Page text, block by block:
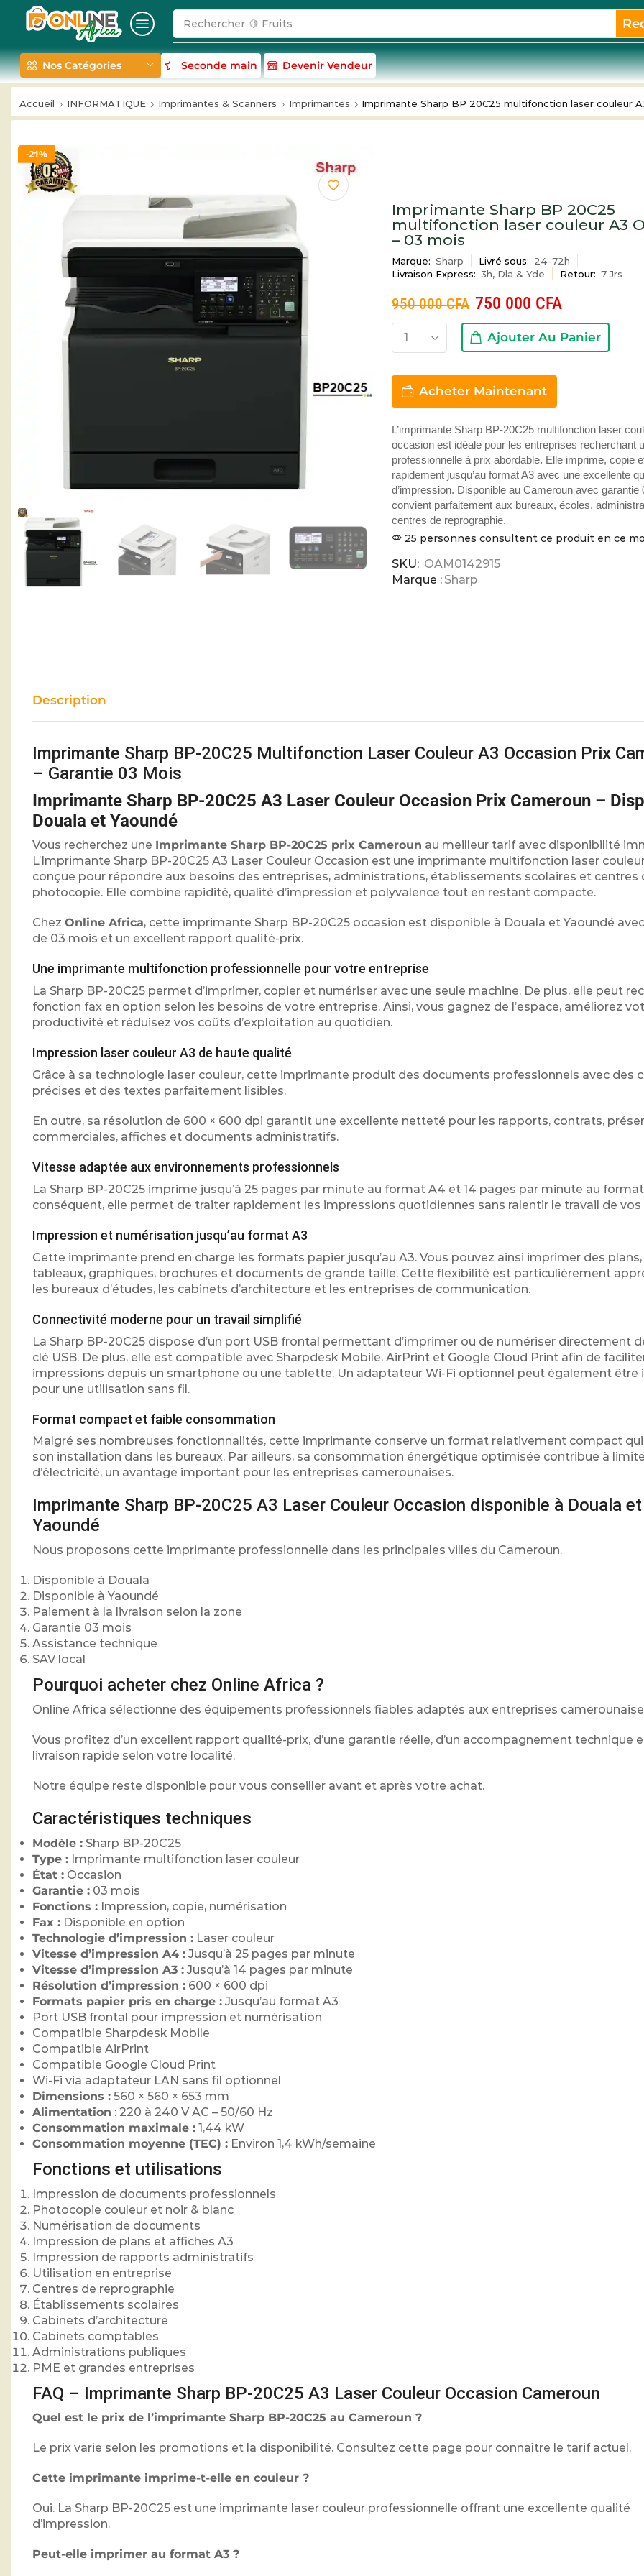
Rechercher 🥛 Milk
Nos Catégories Seconde main Devenir Vendeur
Accueil INFORMATIQUE Imprimantes & Scanners Imprimantes Imprimante Sharp BP 20C25 multifonction laser couleur
21%
Imprimante Sharp BP 20C25
multifonction laser couleur A3
– 03 mois
Marque: Sharp Livré sous: 24-72h
Livraison Express: 3h, Dla & Yde Retour: 7 Jrs
950 000CFA 750 000 CFA
Ajouter Au Panier
Acheter Maintenant
L’imprimante Sharp BP-20C25 multifonction laser
occasion est idéale pour les entreprises recherchant
professionnelle à prix abordable. Elle imprime, copie
rapidement jusqu’au format A3 avec une excellente
d’impression. Disponible au Cameroun avec garantie
convient parfaitement aux bureaux, écoles,
centres de reprographie.
25 personnes consultent ce produit en ce
SKU: OAM0142915
Marque : Sharp
Description
Imprimante Sharp BP-20C25 Multifonction Laser Couleur A3 Occasion Prix
– Garantie 03 Mois
Imprimante Sharp BP-20C25 A3 Laser Couleur Occasion Prix Cameroun –
Douala et Yaoundé
Vous recherchez une Imprimante Sharp BP-20C25 prix Cameroun au meilleur tarif avec disponibilité
L’Imprimante Sharp BP-20C25 A3 Laser Couleur Occasion est une imprimante multifonction laser
conçue pour répondre aux besoins des entreprises, administrations, établissements scolaires et centres
photocopie. Elle combine rapidité, qualité d’impression et polyvalence tout en restant compacte.
Chez Online Africa, cette imprimante Sharp BP-20C25 occasion est disponible à Douala et Yaoundé
de 03 mois et un excellent rapport qualité-prix.
Une imprimante multifonction professionnelle pour votre entreprise
La Sharp BP-20C25 permet d’imprimer, copier et numériser avec une seule machine. De plus, elle peut
fonction fax en option selon les besoins de votre entreprise. Ainsi, vous gagnez de l’espace, améliorez
productivité et réduisez vos coûts d’exploitation au quotidien.
Impression laser couleur A3 de haute qualité
Grâce à sa technologie laser couleur, cette imprimante produit des documents professionnels avec des
précises et des textes parfaitement lisibles.
En outre, sa résolution de 600 × 600 dpi garantit une excellente netteté pour les rapports, contrats,
commerciales, affiches et documents administratifs.
Vitesse adaptée aux environnements professionnels
La Sharp BP-20C25 imprime jusqu’à 25 pages par minute au format A4 et 14 pages par minute au
conséquent, elle permet de traiter rapidement les impressions quotidiennes sans ralentir le travail de vos
Impression et numérisation jusqu’au format A3
Cette imprimante prend en charge les formats papier jusqu’au A3. Vous pouvez ainsi imprimer des
tableaux, graphiques, brochures et documents de grande taille. Cette flexibilité est particulièrement
les bureaux d’études, les cabinets d’architecture et les entreprises de communication.
Connectivité moderne pour un travail simplifié
La Sharp BP-20C25 dispose d’un port USB frontal permettant d’imprimer ou de numériser directement
clé USB. De plus, elle est compatible avec Sharpdesk Mobile, AirPrint et Google Cloud Print afin de
impressions depuis un smartphone ou une tablette. Un adaptateur Wi-Fi optionnel peut également être
pour une utilisation sans fil.
Format compact et faible consommation
Malgré ses nombreuses fonctionnalités, cette imprimante conserve un format relativement compact
son installation dans les bureaux. Par ailleurs, sa consommation énergétique optimisée contribue à
d’électricité, un avantage important pour les entreprises camerounaises.
Imprimante Sharp BP-20C25 A3 Laser Couleur Occasion disponible à Douala et
Yaoundé
Nous proposons cette imprimante professionnelle dans les principales villes du Cameroun.
Disponible à Douala
Disponible à Yaoundé
Paiement à la livraison selon la zone
Garantie 03 mois
Assistance technique
SAV local
Pourquoi acheter chez Online Africa ?
Online Africa sélectionne des équipements professionnels fiables adaptés aux entreprises
Vous profitez d’un excellent rapport qualité-prix, d’une garantie réelle, d’un accompagnement technique
livraison rapide selon votre localité.
Notre équipe reste disponible pour vous conseiller avant et après votre achat.
Caractéristiques techniques
Modèle : Sharp BP-20C25
Type : Imprimante multifonction laser couleur
État : Occasion
Garantie : 03 mois
Fonctions : Impression, copie, numérisation
Fax : Disponible en option
Technologie d’impression : Laser couleur
Vitesse d’impression A4 : Jusqu’à 25 pages par minute
Vitesse d’impression A3 : Jusqu’à 14 pages par minute
Résolution d’impression : 600 × 600 dpi
Formats papier pris en charge : Jusqu’au format A3
Port USB frontal pour impression et numérisation
Compatible Sharpdesk Mobile
Compatible AirPrint
Compatible Google Cloud Print
Wi-Fi via adaptateur LAN sans fil optionnel
Dimensions : 560 × 560 × 653 mm
Alimentation : 220 à 240 V AC – 50/60 Hz
Consommation maximale : 1,44 kW
Consommation moyenne (TEC) : Environ 1,4 kWh/semaine
Fonctions et utilisations
Impression de documents professionnels
Photocopie couleur et noir & blanc
Numérisation de documents
Impression de plans et affiches A3
Impression de rapports administratifs
Utilisation en entreprise
Centres de reprographie
Établissements scolaires
Cabinets d’architecture
Cabinets comptables
Administrations publiques
PME et grandes entreprises
FAQ – Imprimante Sharp BP-20C25 A3 Laser Couleur Occasion Cameroun
Quel est le prix de l’imprimante Sharp BP-20C25 au Cameroun ?
Le prix varie selon les promotions et la disponibilité. Consultez cette page pour connaître le tarif actuel.
Cette imprimante imprime-t-elle en couleur ?
Oui. La Sharp BP-20C25 est une imprimante laser couleur professionnelle offrant une excellente qualité
d’impression.
Peut-elle imprimer au format A3 ?